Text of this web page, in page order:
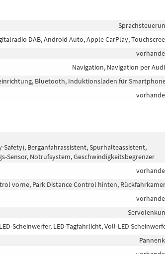
DAB, Android Auto, Apple CarPlay,
Navigation, Navigation per
Bluetooth, Induktionsladen für
Berganfahrassistent, Spurhalteassistent,
Sensor, Notrufsystem, Geschwindigkeitsbegrenzer
vorne, Park Distance Control hinten,
Scheinwerfer, LED-Tagfahrlicht, Voll-LED